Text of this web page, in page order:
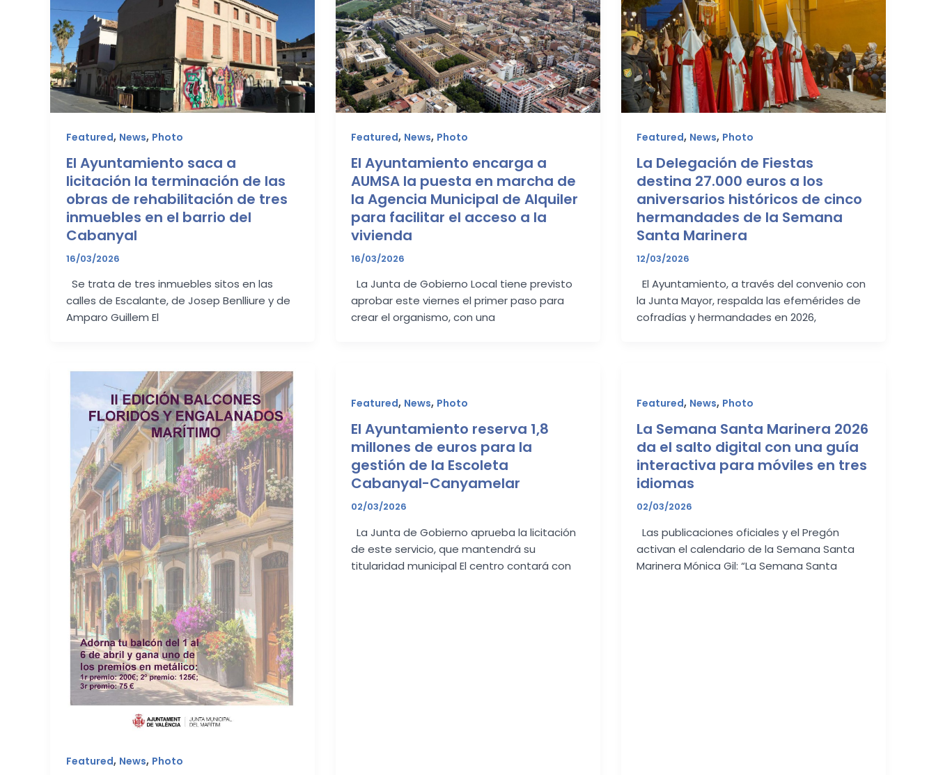
Featured, News, Photo
El Ayuntamiento saca a
licitación la terminación de las
obras de rehabilitación de tres
inmuebles en el barrio del
Cabanyal
16/03/2026
Se trata de tres inmuebles sitos en las
calles de Escalante, de Josep Benlliure y de
Amparo Guillem El
Featured, News, Photo
El Ayuntamiento encarga a
AUMSA la puesta en marcha de
la Agencia Municipal de Alquiler
para facilitar el acceso a la
vivienda
16/03/2026
La Junta de Gobierno Local tiene previsto
aprobar este viernes el primer paso para
crear el organismo, con una
Featured, News, Photo
La Delegación de Fiestas
destina 27.000 euros a los
aniversarios históricos de cinco
hermandades de la Semana
Santa Marinera
12/03/2026
El Ayuntamiento, a través del convenio con
la Junta Mayor, respalda las efemérides de
cofradías y hermandades en 2026,
Featured, News, Photo
Featured, News, Photo
El Ayuntamiento reserva 1,8
millones de euros para la
gestión de la Escoleta
Cabanyal-Canyamelar
02/03/2026
La Junta de Gobierno aprueba la licitación
de este servicio, que mantendrá su
titularidad municipal El centro contará con
Featured, News, Photo
La Semana Santa Marinera 2026
da el salto digital con una guía
interactiva para móviles en tres
idiomas
02/03/2026
Las publicaciones oficiales y el Pregón
activan el calendario de la Semana Santa
Marinera Mónica Gil: “La Semana Santa